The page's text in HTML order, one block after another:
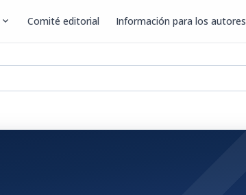
expand_more Comité editorial Información para los autores